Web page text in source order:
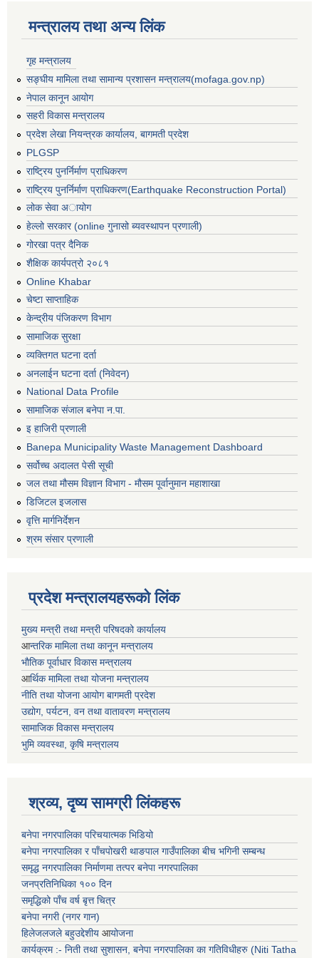
मन्त्रालय तथा अन्य लिंक
गृह मन्त्रालय
सङ्घीय मामिला तथा सामान्य प्रशासन मन्त्रालय(mofaga.gov.np)
नेपाल कानून आयोग
सहरी विकास मन्त्रालय
प्रदेश लेखा नियन्त्रक कार्यालय, बागमती प्रदेश
PLGSP
राष्ट्रिय पुनर्निर्माण प्राधिकरण
राष्ट्रिय पुनर्निर्माण प्राधिकरण(Earthquake Reconstruction Portal)
लोक सेवा अायोग
हेल्लो सरकार (online गुनासो ब्यवस्थापन प्रणाली)
गोरखा पत्र दैनिक
शैक्षिक कार्यपत्रो २०८१
Online Khabar
चेष्टा साप्ताहिक
केन्द्रीय पंजिकरण विभाग
सामाजिक सुरक्षा
व्यक्तिगत घटना दर्ता
अनलाईन घटना दर्ता (निवेदन)
National Data Profile
सामाजिक संजाल बनेपा न.पा.
इ हाजिरी प्रणाली
Banepa Municipality Waste Management Dashboard
सर्वोच्च अदालत पेसी सूची
जल तथा मौसम विज्ञान विभाग - मौसम पूर्वानुमान महाशाखा
डिजिटल इजलास
वृत्ति मार्गनिर्देशन
श्रम संसार प्रणाली
प्रदेश मन्त्रालयहरूको लिंक
मुख्य मन्त्री तथा मन्त्री परिषदको कार्यालय
आन्तरिक मामिला तथा कानून मन्त्रालय
भाैतिक पूर्वाधार विकास मन्त्रालय
आर्थिक मामिला तथा योजना मन्त्रालय
नीति तथा योजना आयोग बागमती प्रदेश
उद्योग, पर्यटन, वन तथा वातावरण मन्त्रालय
सामाजिक विकास मन्त्रालय
भुमि व्यवस्था, कृषि मन्त्रालय
श्रव्य, दृष्य सामग्री लिंकहरू
बनेपा नगरपालिका परिचयात्मक भिडियो
बनेपा नगरपालिका र पाँचपोखरी थाङपाल गाउँपालिका बीच भगिनी सम्बन्ध
समृद्ध नगरपालिका निर्माणमा तत्पर बनेपा नगरपालिका
जनप्रतिनिधिका १०० दिन
समृद्धिको पाँच वर्ष बृत्त चित्र
बनेपा नगरी (नगर गान)
हिलेजलजले बहुउद्देशीय आयोजना
कार्यक्रम :- निती तथा सुशासन, बनेपा नगरपालिका का गतिविधीहरु (Niti Tatha